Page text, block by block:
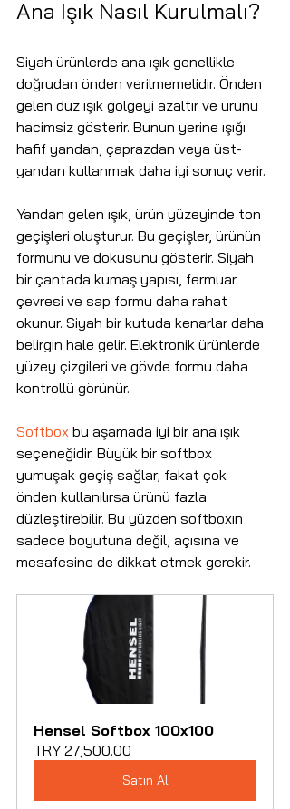
Ana Işık Nasıl Kurulmalı?
Siyah ürünlerde ana ışık genellikle
doğrudan önden verilmemelidir. Önden
gelen düz ışık gölgeyi azaltır ve ürünü
hacimsiz gösterir. Bunun yerine ışığı
hafif yandan, çaprazdan veya üst-
yandan kullanmak daha iyi sonuç verir.
Yandan gelen ışık, ürün yüzeyinde ton
geçişleri oluşturur. Bu geçişler, ürünün
formunu ve dokusunu gösterir. Siyah
bir çantada kumaş yapısı, fermuar
çevresi ve sap formu daha rahat
okunur. Siyah bir kutuda kenarlar daha
belirgin hale gelir. Elektronik ürünlerde
yüzey çizgileri ve gövde formu daha
kontrollü görünür.
Softbox bu aşamada iyi bir ana ışık
seçeneğidir. Büyük bir softbox
yumuşak geçiş sağlar; fakat çok
önden kullanılırsa ürünü fazla
düzleştirebilir. Bu yüzden softboxın
sadece boyutuna değil, açısına ve
mesafesine de dikkat etmek gerekir.
Hensel Softbox 100x100
TRY 27,500.00
Satın Al